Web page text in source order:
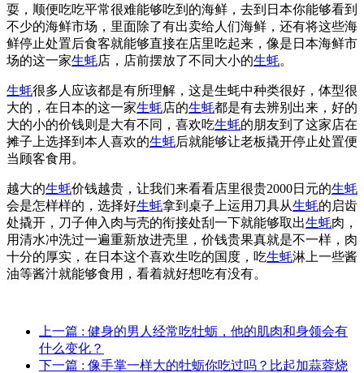
耍，顺便吃吃平常很难能够吃到的海鲜，去到日本你能够看到
不少的海鲜市场，里面除了有出卖给人们海鲜，还有将这些海
鲜停止处置后食客就能够直接在店里吃起来，像是日本海鲜市
场的这一家生蚝店，店前摆放了不同大小的生蚝。
生蚝很多人应该都是有所理解，这是生蚝中种类很好，体型很
大的，在日本的这一家生蚝店的生蚝都是有去辨别出来，好的
大的小的价钱则是大有不同，喜欢吃生蚝的朋友到了这家店在
摊子上选择到本人喜欢的生蚝后就能够让老板撬开停止处置便
当顾客食用。
越大的生蚝价钱越贵，让我们来看看店里很贵2000日元的生蚝
会是怎样样的，选择好生蚝拿到桌子上运用刀具从生蚝的启齿
处撬开，刀子伸入肉与壳的衔接处刮一下就能够取出生蚝肉，
用清水冲洗过一遍重新放进壳里，价钱贵果真就是不一样，肉
十分的厚实，在日本这个喜欢生吃的国度，吃生蚝淋上一些酱
油等酱汁就能够食用，看着就好想吃有没有。
上一篇 : 健身的男人经常吃牡蛎，他的肌肉和身领会有
什么变化？
下一篇 : 像手掌一样大的牡蛎你吃过吗？比起加蒜蓉烧